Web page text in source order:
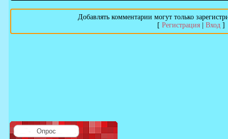
Добавлять комментарии могут только
[ Регистрация| Вход]
Опрос